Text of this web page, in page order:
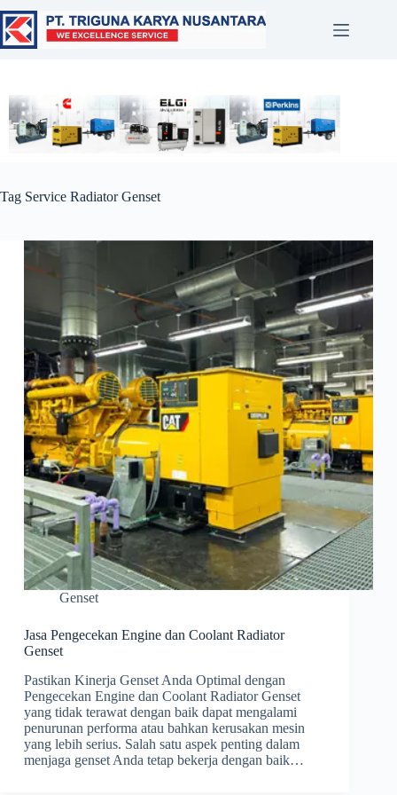
Tag Service Radiator Genset
Genset
Jasa Pengecekan Engine dan Coolant Radiator
Genset
Pastikan Kinerja Genset Anda Optimal dengan
Pengecekan Engine dan Coolant Radiator Genset
yang tidak terawat dengan baik dapat mengalami
penurunan performa atau bahkan kerusakan mesin
yang lebih serius. Salah satu aspek penting dalam
menjaga genset Anda tetap bekerja dengan baik…